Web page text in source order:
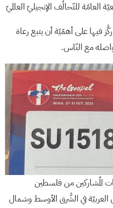
العامّة للتّحالُف الإنجيليّ العالميّ
فيها على أهمّيّة أن يتبع رعاة
مع النّاس.
المُشاركين من فلسطين
الدُّول العربيّة في الشَّرق الأوسط وشمال